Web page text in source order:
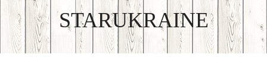
STARUKRAINE
DISCOVER THE ART OF PUBLISHING